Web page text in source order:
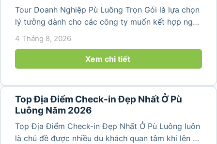
Tour Doanh Nghiệp Pù Luông Trọn Gói là lựa chọn
lý tưởng dành cho các công ty muốn kết hợp nghỉ
dưỡng, gắn kết đội ngũ và tái tạo năng lượng sau
những ngày làm việc căng thẳng. Với cảnh quan
thiên nhiên trong lành,...
4 Tháng 8, 2026
Xem chi tiết
Top Địa Điểm Check-in Đẹp Nhất Ở Pù
Luông Năm 2026
Top Địa Điểm Check-in Đẹp Nhất Ở Pù Luông luôn
là chủ đề được nhiều du khách quan tâm khi lên kế